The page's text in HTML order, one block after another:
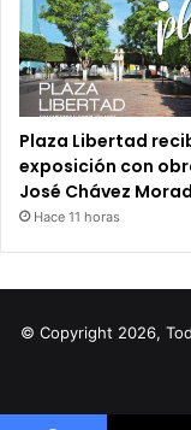
Plaza Libertad
exposición con
José Chávez
Hace 11 horas
© Copyright 2026,